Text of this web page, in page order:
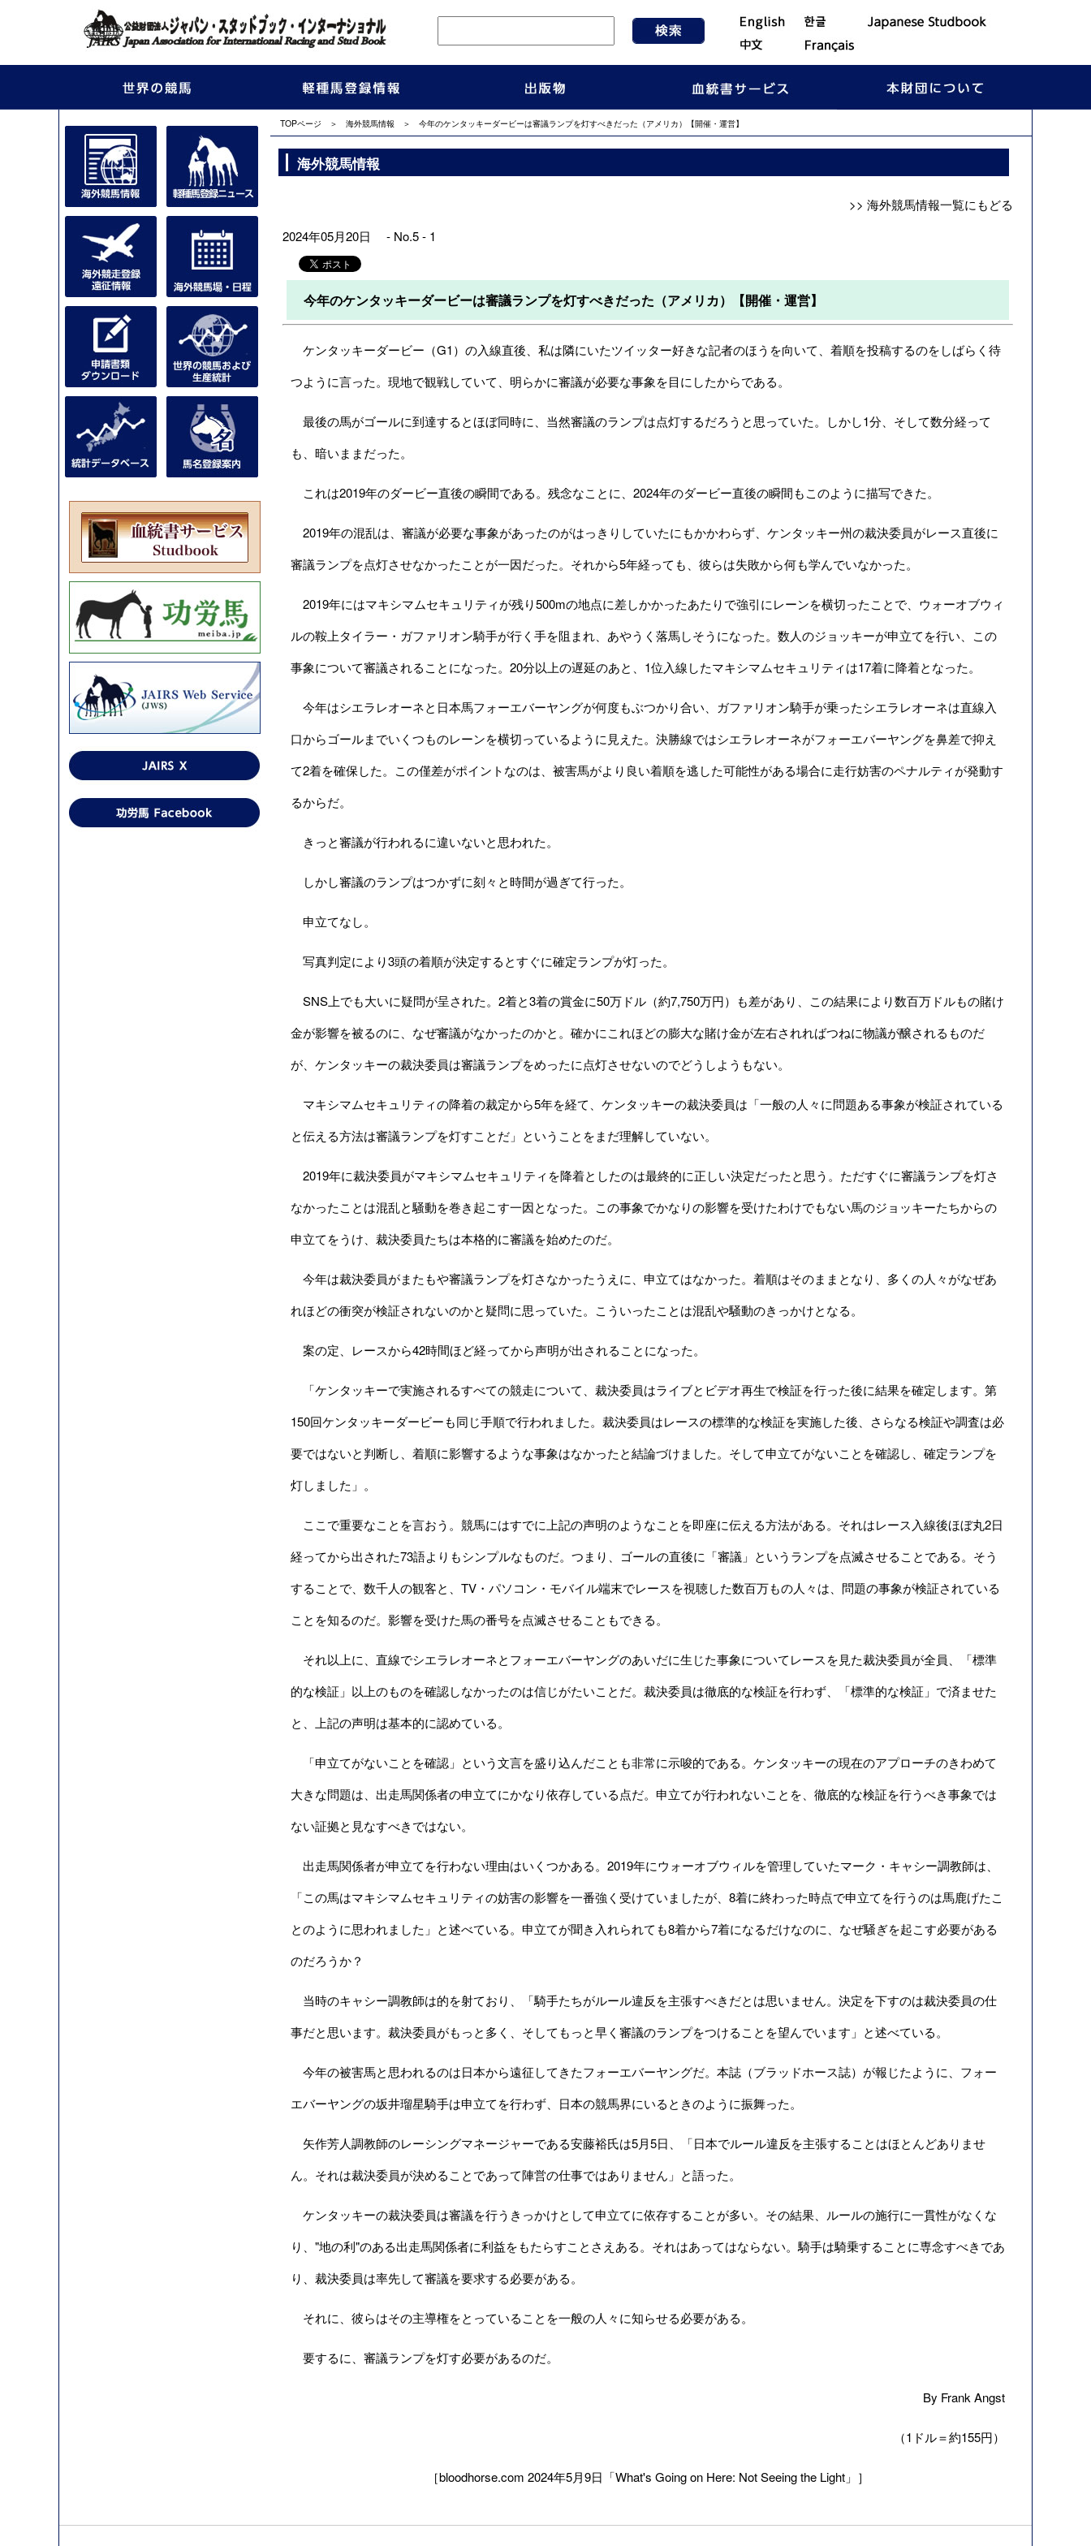
TOPページ ＞ 海外競馬情報 ＞ 今年のケンタッキーダービーは審議ランプを灯すべきだった（アメリカ）【開催・運営】
海外競馬情報
>> 海外競馬情報一覧にもどる
2024年05月20日 - No.5 - 1
今年のケンタッキーダービーは審議ランプを灯すべきだった（アメリカ）【開催・運営】
ケンタッキーダービー（G1）の入線直後、私は隣にいたツイッター好きな記者のほうを向いて、着順を投稿するのをしばらく待
つように言った。現地で観戦していて、明らかに審議が必要な事象を目にしたからである。
最後の馬がゴールに到達するとほぼ同時に、当然審議のランプは点灯するだろうと思っていた。しかし1分、そして数分経って
も、暗いままだった。
これは2019年のダービー直後の瞬間である。残念なことに、2024年のダービー直後の瞬間もこのように描写できた。
2019年の混乱は、審議が必要な事象があったのがはっきりしていたにもかかわらず、ケンタッキー州の裁決委員がレース直後に
審議ランプを点灯させなかったことが一因だった。それから5年経っても、彼らは失敗から何も学んでいなかった。
2019年にはマキシマムセキュリティが残り500mの地点に差しかかったあたりで強引にレーンを横切ったことで、ウォーオブウィ
ルの鞍上タイラー・ガファリオン騎手が行く手を阻まれ、あやうく落馬しそうになった。数人のジョッキーが申立てを行い、この
事象について審議されることになった。20分以上の遅延のあと、1位入線したマキシマムセキュリティは17着に降着となった。
今年はシエラレオーネと日本馬フォーエバーヤングが何度もぶつかり合い、ガファリオン騎手が乗ったシエラレオーネは直線入
口からゴールまでいくつものレーンを横切っているように見えた。決勝線ではシエラレオーネがフォーエバーヤングを鼻差で抑え
て2着を確保した。この僅差がポイントなのは、被害馬がより良い着順を逃した可能性がある場合に走行妨害のペナルティが発動す
るからだ。
きっと審議が行われるに違いないと思われた。
しかし審議のランプはつかずに刻々と時間が過ぎて行った。
申立てなし。
写真判定により3頭の着順が決定するとすぐに確定ランプが灯った。
SNS上でも大いに疑問が呈された。2着と3着の賞金に50万ドル（約7,750万円）も差があり、この結果により数百万ドルもの賭け
金が影響を被るのに、なぜ審議がなかったのかと。確かにこれほどの膨大な賭け金が左右されればつねに物議が醸されるものだ
が、ケンタッキーの裁決委員は審議ランプをめったに点灯させないのでどうしようもない。
マキシマムセキュリティの降着の裁定から5年を経て、ケンタッキーの裁決委員は「一般の人々に問題ある事象が検証されている
と伝える方法は審議ランプを灯すことだ」ということをまだ理解していない。
2019年に裁決委員がマキシマムセキュリティを降着としたのは最終的に正しい決定だったと思う。ただすぐに審議ランプを灯さ
なかったことは混乱と騒動を巻き起こす一因となった。この事象でかなりの影響を受けたわけでもない馬のジョッキーたちからの
申立てをうけ、裁決委員たちは本格的に審議を始めたのだ。
今年は裁決委員がまたもや審議ランプを灯さなかったうえに、申立てはなかった。着順はそのままとなり、多くの人々がなぜあ
れほどの衝突が検証されないのかと疑問に思っていた。こういったことは混乱や騒動のきっかけとなる。
案の定、レースから42時間ほど経ってから声明が出されることになった。
「ケンタッキーで実施されるすべての競走について、裁決委員はライブとビデオ再生で検証を行った後に結果を確定します。第
150回ケンタッキーダービーも同じ手順で行われました。裁決委員はレースの標準的な検証を実施した後、さらなる検証や調査は必
要ではないと判断し、着順に影響するような事象はなかったと結論づけました。そして申立てがないことを確認し、確定ランプを
灯しました」。
ここで重要なことを言おう。競馬にはすでに上記の声明のようなことを即座に伝える方法がある。それはレース入線後ほぼ丸2日
経ってから出された73語よりもシンプルなものだ。つまり、ゴールの直後に「審議」というランプを点滅させることである。そう
することで、数千人の観客と、TV・パソコン・モバイル端末でレースを視聴した数百万もの人々は、問題の事象が検証されている
ことを知るのだ。影響を受けた馬の番号を点滅させることもできる。
それ以上に、直線でシエラレオーネとフォーエバーヤングのあいだに生じた事象についてレースを見た裁決委員が全員、「標準
的な検証」以上のものを確認しなかったのは信じがたいことだ。裁決委員は徹底的な検証を行わず、「標準的な検証」で済ませた
と、上記の声明は基本的に認めている。
「申立てがないことを確認」という文言を盛り込んだことも非常に示唆的である。ケンタッキーの現在のアプローチのきわめて
大きな問題は、出走馬関係者の申立てにかなり依存している点だ。申立てが行われないことを、徹底的な検証を行うべき事象では
ない証拠と見なすべきではない。
出走馬関係者が申立てを行わない理由はいくつかある。2019年にウォーオブウィルを管理していたマーク・キャシー調教師は、
「この馬はマキシマムセキュリティの妨害の影響を一番強く受けていましたが、8着に終わった時点で申立てを行うのは馬鹿げたこ
とのように思われました」と述べている。申立てが聞き入れられても8着から7着になるだけなのに、なぜ騒ぎを起こす必要がある
のだろうか？
当時のキャシー調教師は的を射ており、「騎手たちがルール違反を主張すべきだとは思いません。決定を下すのは裁決委員の仕
事だと思います。裁決委員がもっと多く、そしてもっと早く審議のランプをつけることを望んでいます」と述べている。
今年の被害馬と思われるのは日本から遠征してきたフォーエバーヤングだ。本誌（ブラッドホース誌）が報じたように、フォー
エバーヤングの坂井瑠星騎手は申立てを行わず、日本の競馬界にいるときのように振舞った。
矢作芳人調教師のレーシングマネージャーである安藤裕氏は5月5日、「日本でルール違反を主張することはほとんどありませ
ん。それは裁決委員が決めることであって陣営の仕事ではありません」と語った。
ケンタッキーの裁決委員は審議を行うきっかけとして申立てに依存することが多い。その結果、ルールの施行に一貫性がなくな
り、"地の利"のある出走馬関係者に利益をもたらすことさえある。それはあってはならない。騎手は騎乗することに専念すべきであ
り、裁決委員は率先して審議を要求する必要がある。
それに、彼らはその主導権をとっていることを一般の人々に知らせる必要がある。
要するに、審議ランプを灯す必要があるのだ。
By Frank Angst
（1ドル＝約155円）
［bloodhorse.com 2024年5月9日「What's Going on Here: Not Seeing the Light」］